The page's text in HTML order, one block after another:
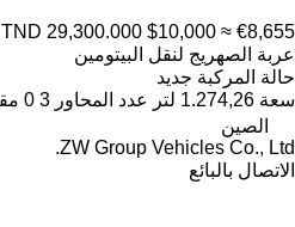
TND 29,300.000 $10,000 ≈ €8,655
عربة الصهريج لنقل البيتومين
حالة المركبة جديد
سعة 1.274,26 لتر عدد المحاور 3 0 مقصورة
الصين
ZW Group Vehicles Co., Ltd.
الاتصال بالبائع